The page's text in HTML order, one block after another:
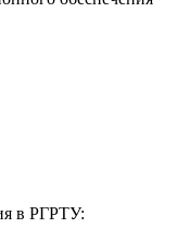
в РГРТУ: